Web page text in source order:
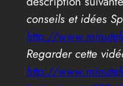
conseils et idées
http://
Regarder cette
http://